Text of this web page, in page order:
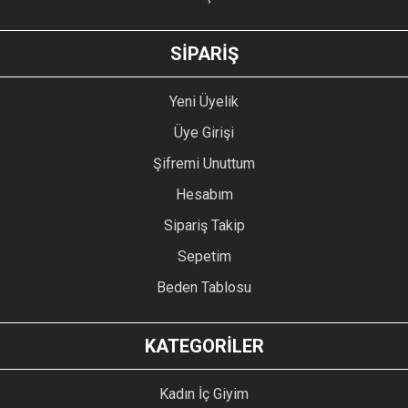
GÖNDER
SİPARİŞ
Yeni Üyelik
Üye Girişi
Şifremi Unuttum
Hesabım
Sipariş Takip
Sepetim
Beden Tablosu
KATEGORİLER
Kadın İç Giyim